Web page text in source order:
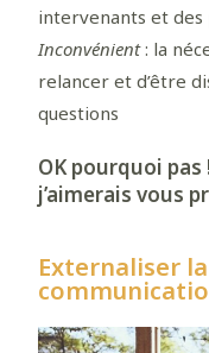
intervenants et
Inconvénient: la
relancer et d’être
questions
OK pourquoi
j’aimerais vous
Externaliser